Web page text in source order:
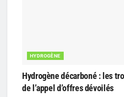
HYDROGÈNE
Hydrogène décarboné : les
de l’appel d’offres dévoilés